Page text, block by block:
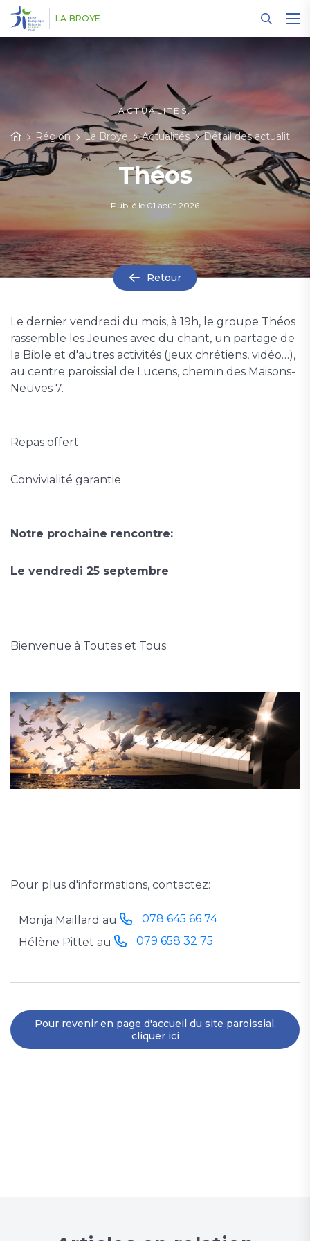
LA BROYE
ACTUALITÉS,
Région La Broye Actualités Détail des actualités
Théos
Publié le 01 août 2026
Retour
Le dernier vendredi du mois, à 19h, le groupe Théos
rassemble les Jeunes avec du chant, un partage de
la Bible et d'autres activités (jeux chrétiens, vidéo…),
au centre paroissial de Lucens, chemin des Maisons-
Neuves 7.
Repas offert
Convivialité garantie
Notre prochaine rencontre:
Le vendredi 25 septembre
Bienvenue à Toutes et Tous
Pour plus d'informations, contactez:
Monja Maillard au
078 645 66 74
Hélène Pittet au
079 658 32 75
Pour revenir en page d'accueil du site paroissial,
cliquer ici
Panneau de gestion des cookies